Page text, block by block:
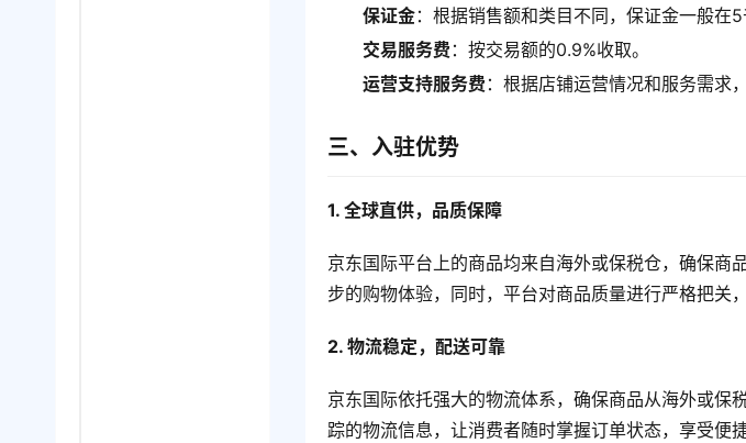
保证金：根据销售额和类目不同，保证金一般在5
交易服务费 ：按交易额的0.9%收取。
运营支持服务费 ：根据店铺运营情况和服务需求
三、入驻优势
1. 全球直供，品质保障
京东国际平台上的商品均来自海外或保税仓，确保商
步的购物体验，同时，平台对商品质量进行严格把关
2. 物流稳定，配送可靠
京东国际依托强大的物流体系，确保商品从海外或保
踪的物流信息，让消费者随时掌握订单状态，享受便